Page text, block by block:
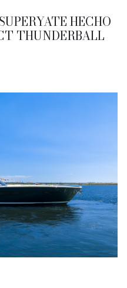
HECHO
THUNDERBALL